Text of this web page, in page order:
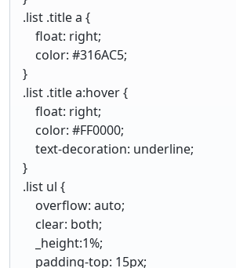
.list .title a {
float: right;
color: #316AC5;
}
.list .title a:hover {
float: right;
color: #FF0000;
text-decoration: underline;
}
.list ul {
overflow: auto;
clear: both;
_height:1%;
padding-top: 15px;